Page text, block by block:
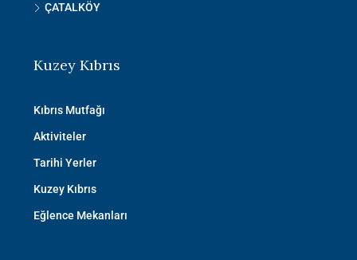
ÇATALKÖY
Kuzey Kıbrıs
Kıbrıs Mutfağı
Aktiviteler
Tarihi Yerler
Kuzey Kıbrıs
Eğlence Mekanları